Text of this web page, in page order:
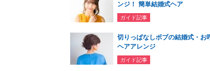
ンジ！ 簡単結婚式ヘア
ガイド記事
切りっぱなしボブの結婚式・お
ヘアアレンジ
ガイド記事